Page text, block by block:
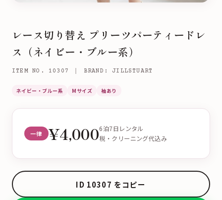
レース切り替え プリーツパーティードレ
ス（ネイビー・ブルー系）
ITEM NO. 10307 ｜ BRAND: JILLSTUART
ネイビー・ブルー系 Mサイズ 袖あり
一律 ¥4,0006泊7日レンタル
税・クリーニング代込み
ID 10307 をコピー